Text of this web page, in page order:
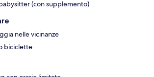
(con supplemento)
nelle vicinanze
biciclette